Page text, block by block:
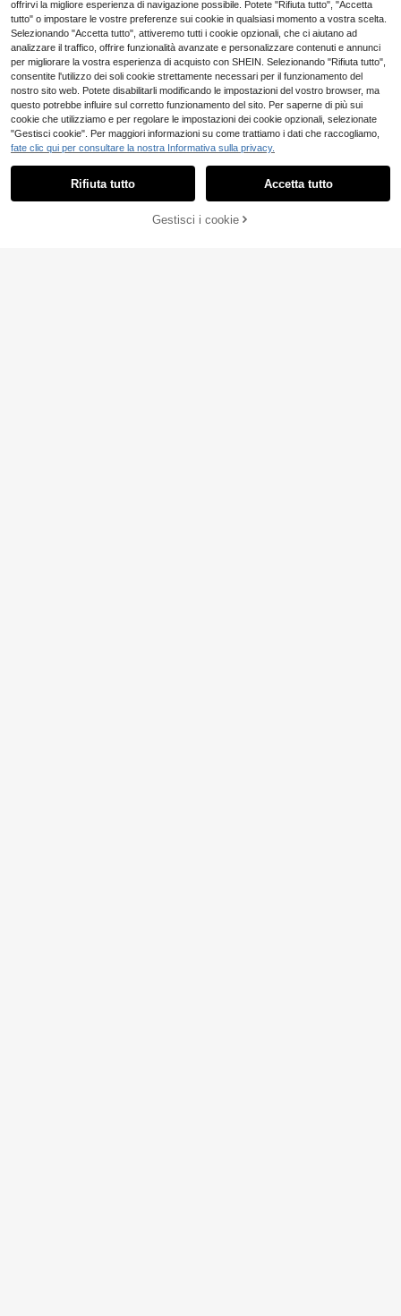
AGGIUNGI AL CARRELLO
offrirvi la migliore esperienza di navigazione possibile. Potete "Rifiuta tutto", "Accetta
tutto" o impostare le vostre preferenze sui cookie in qualsiasi momento a vostra scelta.
Selezionando "Accetta tutto", attiveremo tutti i cookie opzionali, che ci aiutano ad
analizzare il traffico, offrire funzionalità avanzate e personalizzare contenuti e annunci
per migliorare la vostra esperienza di acquisto con SHEIN. Selezionando "Rifiuta tutto",
consentite l'utilizzo dei soli cookie strettamente necessari per il funzionamento del
nostro sito web. Potete disabilitarli modificando le impostazioni del vostro browser, ma
questo potrebbe influire sul corretto funzionamento del sito. Per saperne di più sui
cookie che utilizziamo e per regolare le impostazioni dei cookie opzionali, selezionate
"Gestisci cookie". Per maggiori informazioni su come trattiamo i dati che raccogliamo,
fate clic qui per consultare la nostra Informativa sulla privacy.
Rifiuta tutto Accetta tutto
Gestisci i cookie